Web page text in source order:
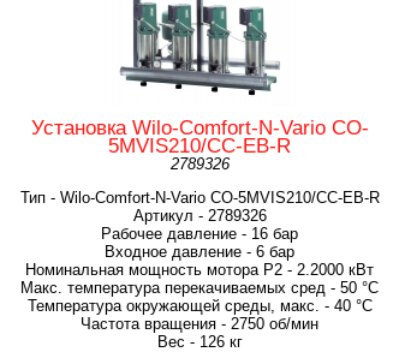
Установка Wilo-Comfort-N-Vario CO-
5MVIS210/CC-EB-R
2789326
Тип - Wilo-Comfort-N-Vario CO-5MVIS210/CC-EB-R
Артикул - 2789326
Рабочее давление - 16 бар
Входное давление - 6 бар
Номинальная мощность мотора P2 - 2.2000 кВт
Макс. температура перекачиваемых сред - 50 °C
Температура окружающей среды, макс. - 40 °C
Частота вращения - 2750 об/мин
Вес - 126 кг